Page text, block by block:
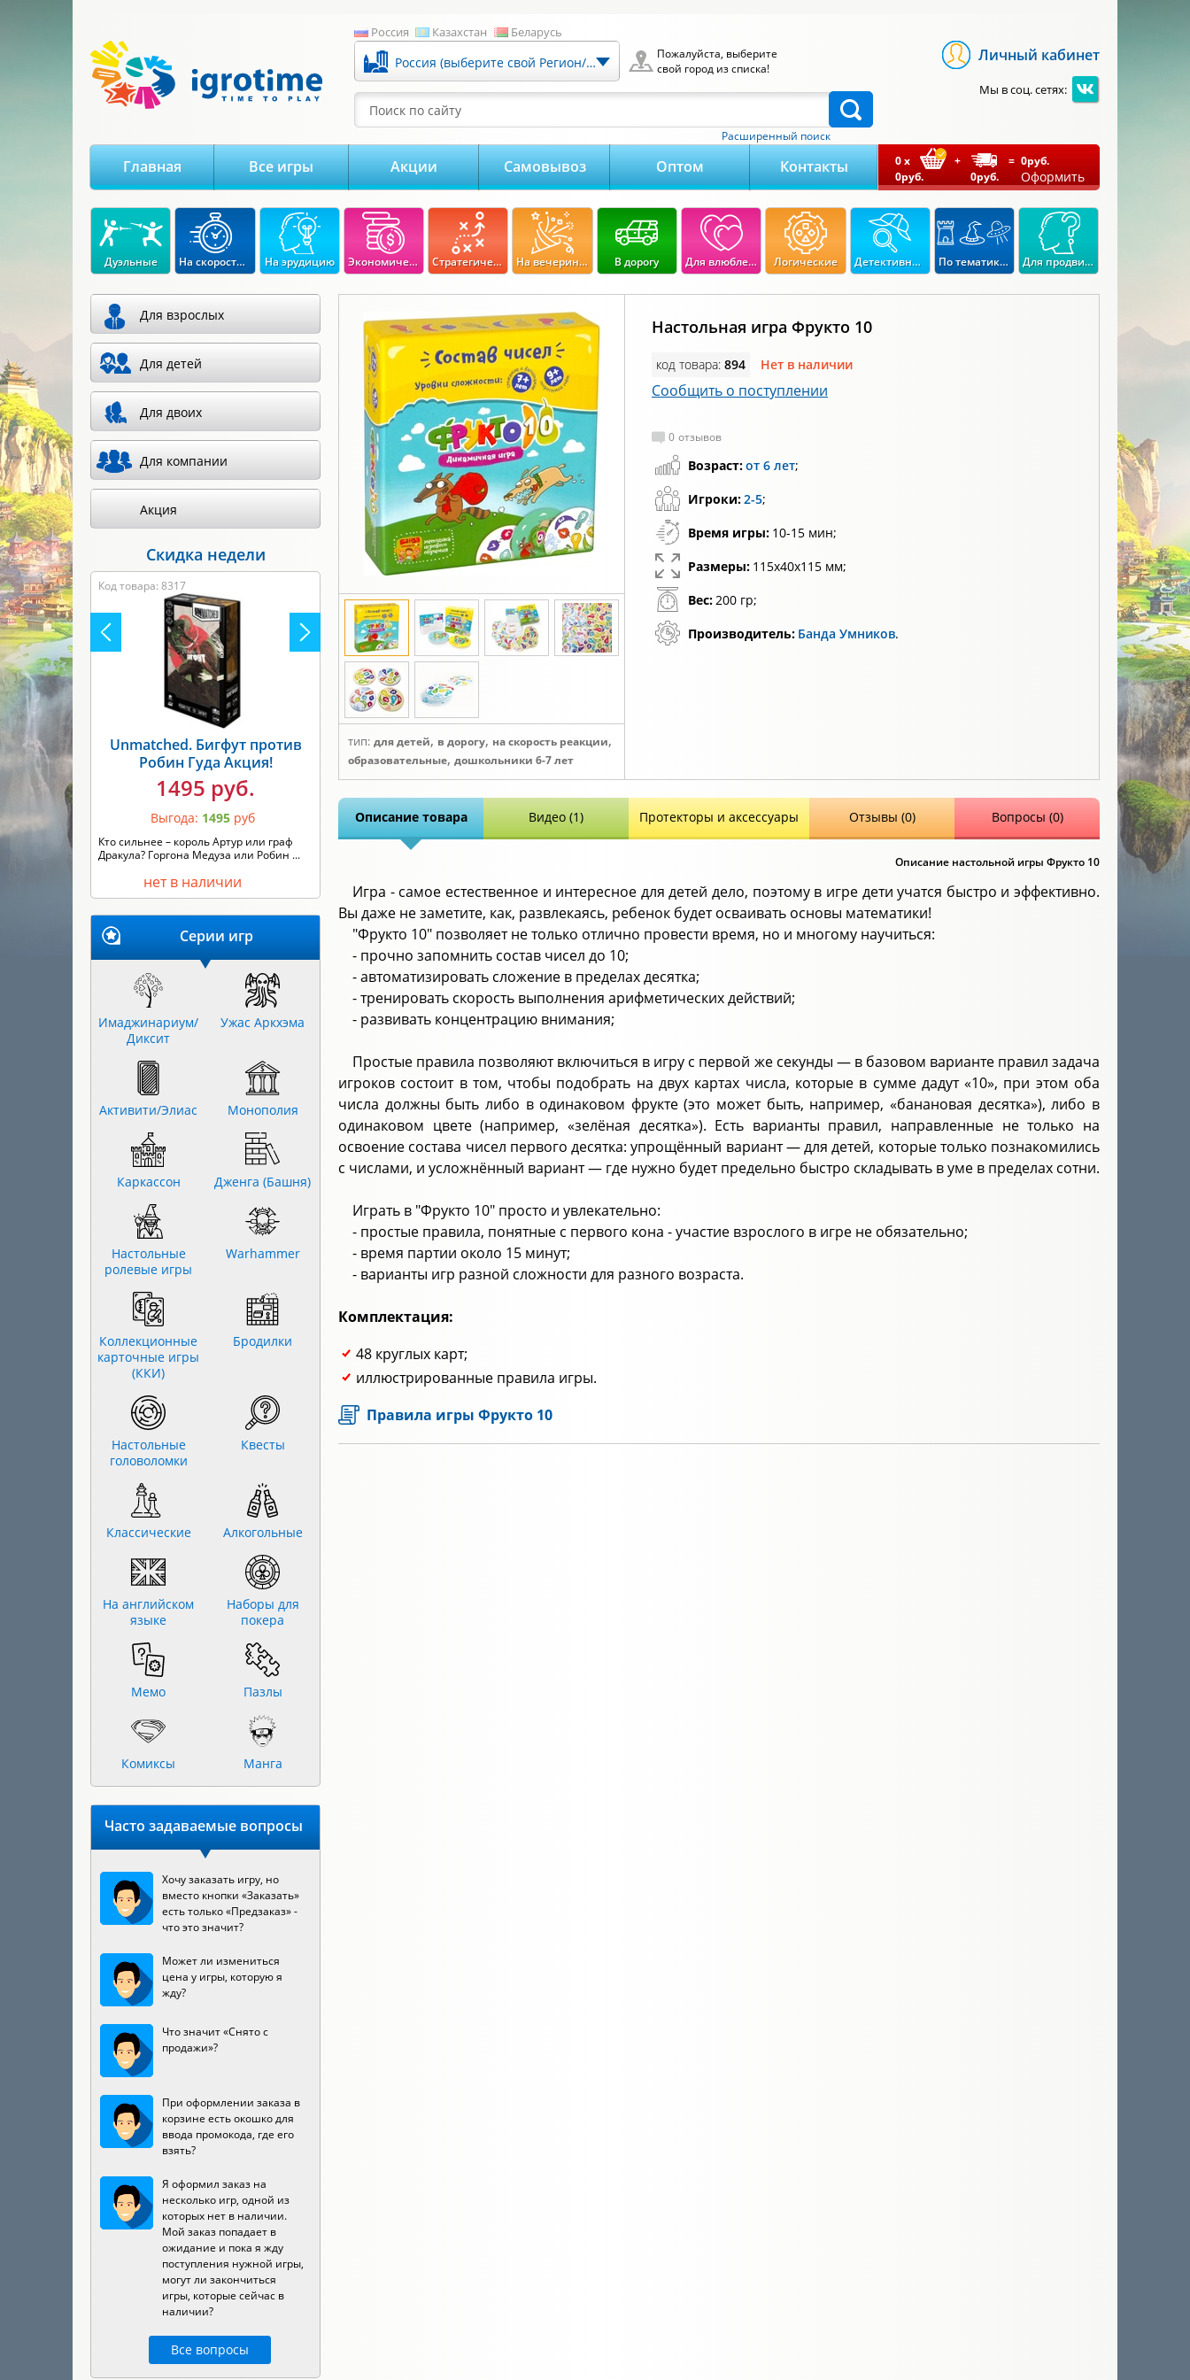
Россия Казахстан Беларусь
Россия (выберите свой Регион/Город)
Пожалуйста, выберите
свой город из списка!
Поиск по сайту
Расширенный поиск
Личный кабинет
Мы в соц. сетях:
Главная Все игры Акции Самовывоз Оптом Контакты 0x
0руб.
+
0руб.
= 0руб.
Оформить
Дуэльные На скорость реакции На эрудицию Экономические Стратегические На вечеринку В дорогу Для влюбленных Логические Детективные По тематикам Для продвинутых
тип: для детей, в дорогу, на скорость реакции,
образовательные, дошкольники 6-7 лет
Настольная игра Фрукто 10
код товара: 894 Нет в наличии
Сообщить о поступлении
0 отзывов
Возраст:от 6 лет;
Игроки:2-5;
Время игры: 10-15 мин;
Размеры: 115x40x115 мм;
Вес:200 гр;
Производитель: Банда Умников.
Описание товара Видео (1) Протекторы и аксессуары Отзывы (0) Вопросы (0)
Описание настольной игры Фрукто 10
Игра - самое естественное и интересное для детей дело, поэтому в игре дети учатся быстро и эффективно.
Вы даже не заметите, как, развлекаясь, ребенок будет осваивать основы математики!
"Фрукто 10" позволяет не только отлично провести время, но и многому научиться:
- прочно запомнить состав чисел до 10;
- автоматизировать сложение в пределах десятка;
- тренировать скорость выполнения арифметических действий;
- развивать концентрацию внимания;
Простые правила позволяют включиться в игру с первой же секунды — в базовом варианте правил задача
игроков состоит в том, чтобы подобрать на двух картах числа, которые в сумме дадут «10», при этом оба
числа должны быть либо в одинаковом фрукте (это может быть, например, «банановая десятка»), либо в
одинаковом цвете (например, «зелёная десятка»). Есть варианты правил, направленные не только на
освоение состава чисел первого десятка: упрощённый вариант — для детей, которые только познакомились
с числами, и усложнённый вариант — где нужно будет предельно быстро складывать в уме в пределах сотни.
Играть в "Фрукто 10" просто и увлекательно:
- простые правила, понятные с первого кона - участие взрослого в игре не обязательно;
- время партии около 15 минут;
- варианты игр разной сложности для разного возраста.
Комплектация:
48 круглых карт;
иллюстрированные правила игры.
Правила игры Фрукто 10
Для взрослых
Для детей
Для двоих
Для компании
Акция
Скидка недели
Код товара: 8317
Unmatched. Бигфут против
Робин Гуда Акция!
1495 руб.
Выгода: 1495 руб
Кто сильнее – король Артур или граф
Дракула? Горгона Медуза или Робин ...
нет в наличии
Серии игр
Имаджинариум/
Диксит
Ужас Аркхэма
Активити/Элиас Монополия
Каркассон Дженга (Башня)
Настольные
ролевые игры
Warhammer
Коллекционные
карточные игры
(ККИ)
Бродилки
Настольные
головоломки
Квесты
Классические Алкогольные
На английском
языке
Наборы для
покера
Мемо Пазлы
Комиксы Манга
Часто задаваемые вопросы
Хочу заказать игру, но
вместо кнопки «Заказать»
есть только «Предзаказ» -
что это значит?
Может ли измениться
цена у игры, которую я
жду?
Что значит «Снято с
продажи»?
При оформлении заказа в
корзине есть окошко для
ввода промокода, где его
взять?
Я оформил заказ на
несколько игр, одной из
которых нет в наличии.
Мой заказ попадает в
ожидание и пока я жду
поступления нужной игры,
могут ли закончиться
игры, которые сейчас в
наличии?
Все вопросы